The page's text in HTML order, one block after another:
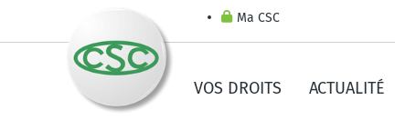
Ma CSC
VOS DROITS ACTUALITÉ